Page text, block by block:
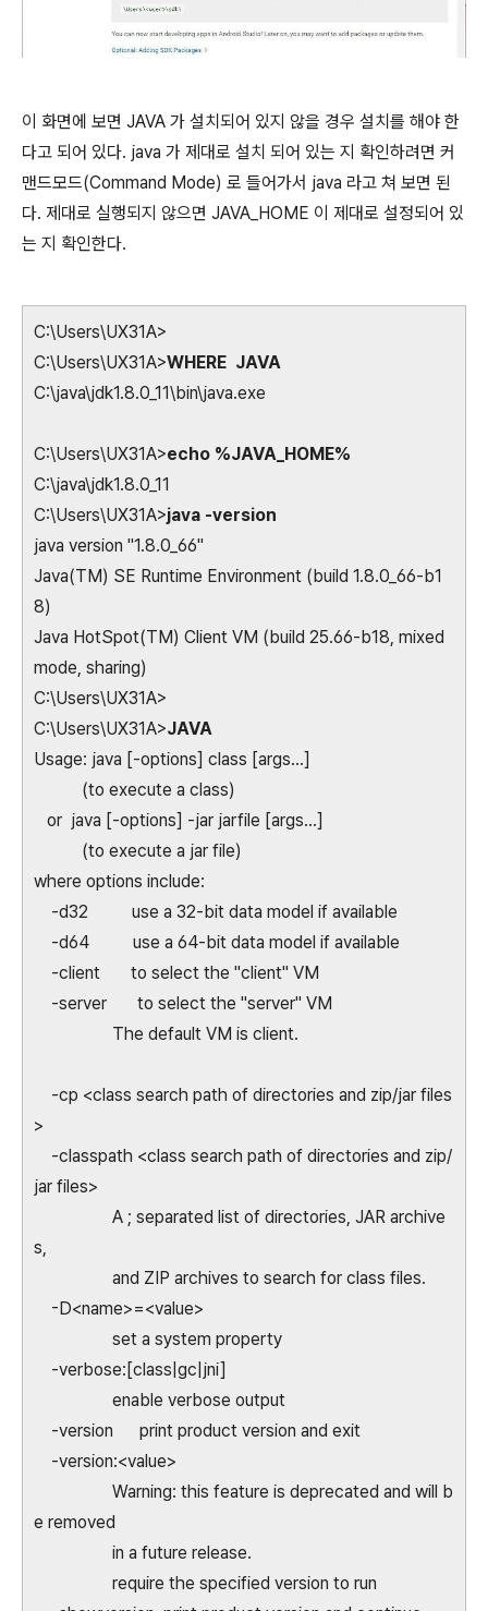
이 화면에 보면 JAVA 가 설치되어 있지 않을 경우 설치를 해야 한
다고 되어 있다. java 가 제대로 설치 되어 있는 지 확인하려면 커
맨드모드(Command Mode) 로 들어가서 java 라고 쳐 보면 된
다. 제대로 실행되지 않으면 JAVA_HOME 이 제대로 설정되어 있
는 지 확인한다.
C:\Users\UX31A>
C:\Users\UX31A>WHERE JAVA
C:\java\jdk1.8.0_11\bin\java.exe
C:\Users\UX31A>echo %JAVA_HOME%
C:\java\jdk1.8.0_11
C:\Users\UX31A>java -version
java version "1.8.0_66"
Java(TM) SE Runtime Environment (build 1.8.0_66-b1
8)
Java HotSpot(TM) Client VM (build 25.66-b18, mixed
mode, sharing)
C:\Users\UX31A>
C:\Users\UX31A>JAVA
Usage: java [-options] class [args...]
(to execute a class)
or java [-options] -jar jarfile [args...]
(to execute a jar file)
where options include:
-d32 use a 32-bit data model if available
-d64 use a 64-bit data model if available
-client to select the "client" VM
-server to select the "server" VM
The default VM is client.
-cp <class search path of directories and zip/jar files
>
-classpath <class search path of directories and zip/
jar files>
A ; separated list of directories, JAR archive
s,
and ZIP archives to search for class files.
-D<name>=<value>
set a system property
-verbose:[class|gc|jni]
enable verbose output
-version print product version and exit
-version:<value>
Warning: this feature is deprecated and will b
e removed
in a future release.
require the specified version to run